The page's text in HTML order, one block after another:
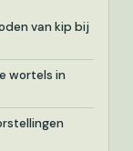
van kip bij
wortels in